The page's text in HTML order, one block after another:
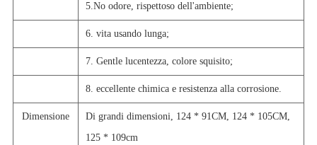
5.No odore, rispettoso dell'ambiente;
6. vita usando lunga;
7. Gentle lucentezza, colore squisito;
8. eccellente chimica e resistenza alla corrosione.
Dimensione
Di grandi dimensioni, 124 * 91CM, 124 * 105CM,
125 * 109cm